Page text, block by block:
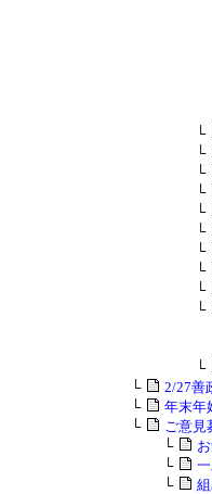
└
└
└
└
└
└
└
└
└
└
└
└
2/27善
└
年末年
└
ご意見
└
└
一
└